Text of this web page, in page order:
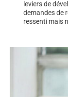
leviers de
demandes de
ressenti mais